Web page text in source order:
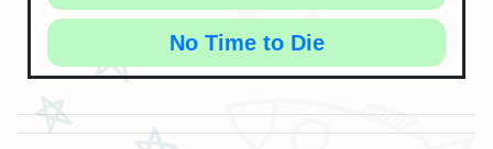
No Time to Die